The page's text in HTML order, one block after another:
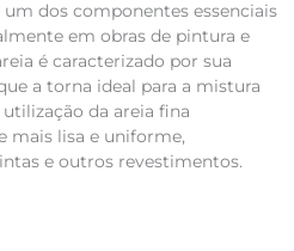
dos componentes essenciais
em obras de pintura e
é caracterizado por sua
a torna ideal para a mistura
da areia fina
mais lisa e uniforme,
e outros revestimentos.